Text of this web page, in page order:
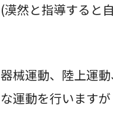
(漠然と指導すると
器械運動、陸上運
な運動を行いますが